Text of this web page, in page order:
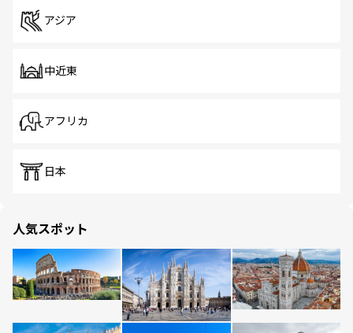
アジア
中近東
アフリカ
日本
人気スポット